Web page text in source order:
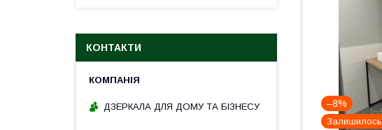
–8%
Залишилось
КОНТАКТИ
ДЗЕРКАЛА ДЛЯ ДОМУ ТА БІЗНЕСУ